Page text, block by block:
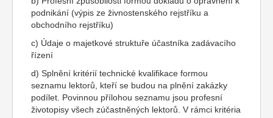
podnikání (výpis ze živnostenského rejstříku a
obchodního rejstříku)
c) Údaje o majetkové struktuře účastníka zadávacího
řízení
d) Splnění kritérií technické kvalifikace formou
seznamu lektorů, kteří se budou na plnění zakázky
podílet. Povinnou přílohou seznamu jsou profesní
životopisy všech zúčastněných lektorů. V rámci kritéria